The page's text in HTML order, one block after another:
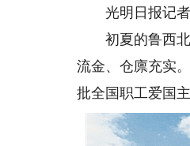
光明日报记者
初夏的鲁西北
流金、仓廪充实
批全国职工爱国